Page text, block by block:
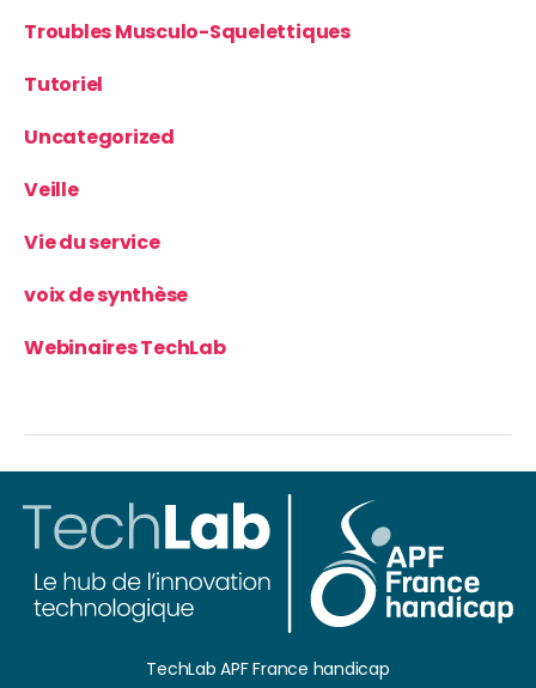
Troubles Musculo-Squelettiques
Tutoriel
Uncategorized
Veille
Vie du service
voix de synthèse
Webinaires TechLab
TechLab APF France handicap